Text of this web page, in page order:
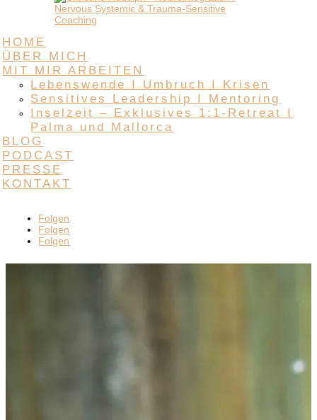
HOME
ÜBER MICH
MIT MIR ARBEITEN
Lebenswende I Umbruch I Krisen
Sensitives Leadership I Mentoring
Inselzeit – Exklusives 1:1-Retreat I
Palma und Mallorca
BLOG
PODCAST
PRESSE
KONTAKT
Folgen
Folgen
Folgen